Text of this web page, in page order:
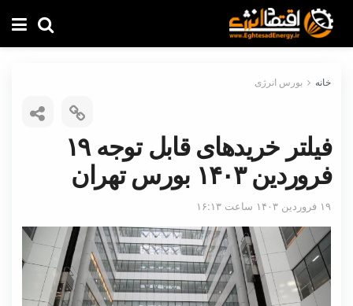
خانه بورس انرژی
فیلتر خریدهای قابل توجه ۱۹
فروردین ۱۴۰۳ بورس تهران
۱۹ فروردین ۱۴۰۳ ساعت ۱۶:۱۳